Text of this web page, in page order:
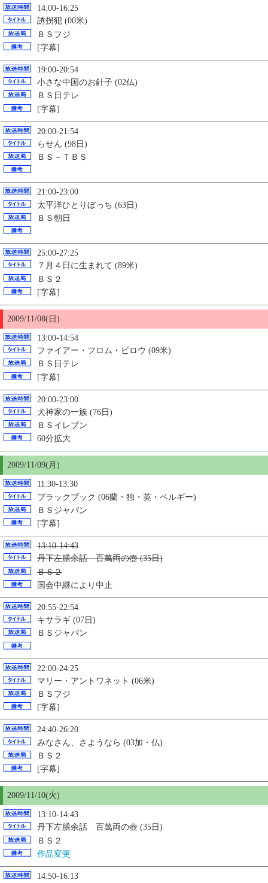
14:00-16:25
誘拐犯 (00米)
ＢＳフジ
[字幕]
19:00-20:54
小さな中国のお針子 (02仏)
ＢＳ日テレ
[字幕]
20:00-21:54
らせん (98日)
ＢＳ－ＴＢＳ
21:00-23:00
太平洋ひとりぼっち (63日)
ＢＳ朝日
25:00-27:25
７月４日に生まれて (89米)
ＢＳ２
[字幕]
2009/11/08(日)
13:00-14:54
ファイアー・フロム・ビロウ (09米)
ＢＳ日テレ
[字幕]
20:00-23:00
犬神家の一族 (76日)
ＢＳイレブン
60分拡大
2009/11/09(月)
11:30-13:30
ブラックブック (06蘭・独・英・ベルギー)
ＢＳジャパン
[字幕]
13:10-14:43
丹下左膳余話 百萬両の壺 (35日)
ＢＳ２
国会中継により中止
20:55-22:54
キサラギ (07日)
ＢＳジャパン
22:00-24:25
マリー・アントワネット (06米)
ＢＳフジ
[字幕]
24:40-26:20
みなさん、さようなら (03加・仏)
ＢＳ２
[字幕]
2009/11/10(火)
13:10-14:43
丹下左膳余話 百萬両の壺 (35日)
ＢＳ２
作品変更
14:50-16:13